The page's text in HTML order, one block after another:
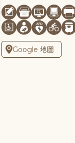
Google 地圖